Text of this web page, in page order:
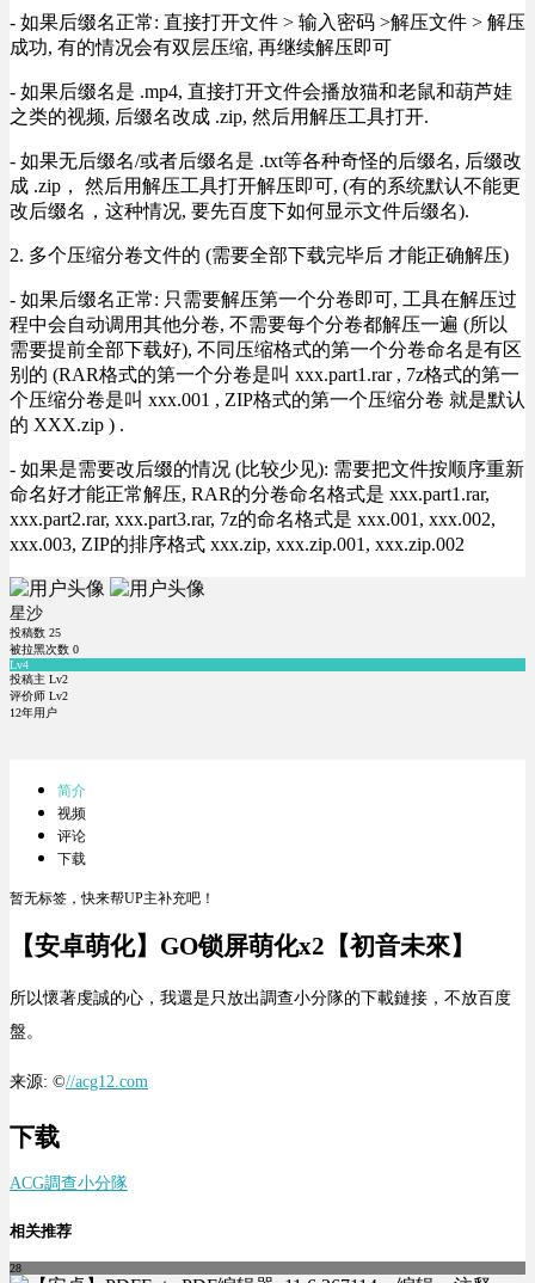
- 如果后缀名正常: 直接打开文件 > 输入密码 >解压文件 > 解压
成功, 有的情况会有双层压缩, 再继续解压即可
- 如果后缀名是 .mp4, 直接打开文件会播放猫和老鼠和葫芦娃
之类的视频, 后缀名改成 .zip, 然后用解压工具打开.
- 如果无后缀名/或者后缀名是 .txt等各种奇怪的后缀名, 后缀改
成 .zip， 然后用解压工具打开解压即可, (有的系统默认不能更
改后缀名，这种情况, 要先百度下如何显示文件后缀名).
2. 多个压缩分卷文件的 (需要全部下载完毕后 才能正确解压)
- 如果后缀名正常: 只需要解压第一个分卷即可, 工具在解压过
程中会自动调用其他分卷, 不需要每个分卷都解压一遍 (所以
需要提前全部下载好), 不同压缩格式的第一个分卷命名是有区
别的 (RAR格式的第一个分卷是叫 xxx.part1.rar , 7z格式的第一
个压缩分卷是叫 xxx.001 , ZIP格式的第一个压缩分卷 就是默认
的 XXX.zip ) .
- 如果是需要改后缀的情况 (比较少见): 需要把文件按顺序重新
命名好才能正常解压, RAR的分卷命名格式是 xxx.part1.rar,
xxx.part2.rar, xxx.part3.rar, 7z的命名格式是 xxx.001, xxx.002,
xxx.003, ZIP的排序格式 xxx.zip, xxx.zip.001, xxx.zip.002
星沙
投稿数 25
被拉黑次数 0
Lv4
投稿主 Lv2
评价师 Lv2
12年用户
简介
视频
评论
下载
暂无标签，快来帮UP主补充吧！
【安卓萌化】GO锁屏萌化x2【初音未來】
所以懷著虔誠的心，我還是只放出調查小分隊的下載鏈接，不放百度
盤。
来源: ©//acg12.com
下载
ACG調查小分隊
相关推荐
28